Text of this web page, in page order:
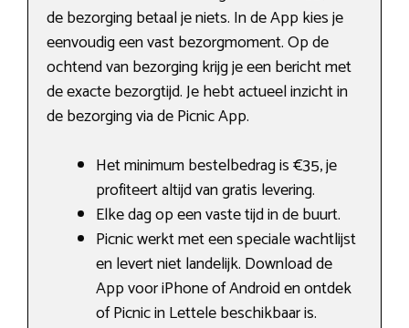
de bezorging betaal je niets. In de App kies je
eenvoudig een vast bezorgmoment. Op de
ochtend van bezorging krijg je een bericht met
de exacte bezorgtijd. Je hebt actueel inzicht in
de bezorging via de Picnic App.
Het minimum bestelbedrag is €35, je
profiteert altijd van gratis levering.
Elke dag op een vaste tijd in de buurt.
Picnic werkt met een speciale wachtlijst
en levert niet landelijk. Download de
App voor iPhone of Android en ontdek
of Picnic in Lettele beschikbaar is.